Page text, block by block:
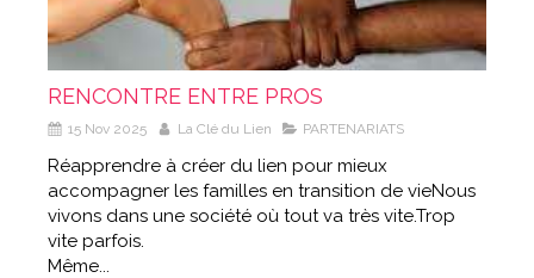
RENCONTRE ENTRE PROS
15 Nov 2025 La Clé du Lien PARTENARIATS
Réapprendre à créer du lien pour mieux
accompagner les familles en transition de vieNous
vivons dans une société où tout va très vite.Trop
vite parfois.
Même...